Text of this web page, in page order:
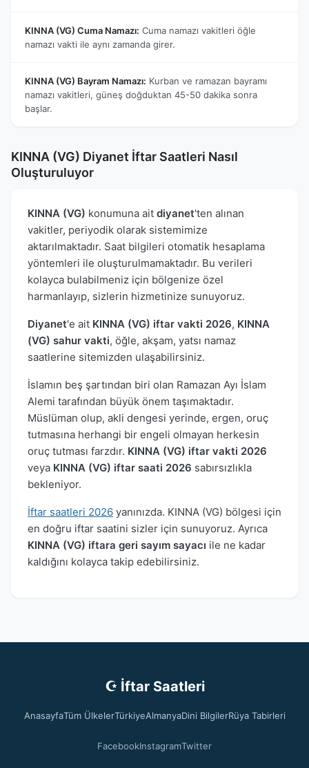
KINNA (VG) Cuma Namazı: Cuma namazı vakitleri öğle
namazı vakti ile aynı zamanda girer.
KINNA (VG) Bayram Namazı: Kurban ve ramazan bayramı
namazı vakitleri, güneş doğduktan 45-50 dakika sonra
başlar.
KINNA (VG) Diyanet İftar Saatleri Nasıl
Oluşturuluyor
KINNA (VG) konumuna ait diyanet'ten alınan
vakitler, periyodik olarak sistemimize
aktarılmaktadır. Saat bilgileri otomatik hesaplama
yöntemleri ile oluşturulmamaktadır. Bu verileri
kolayca bulabilmeniz için bölgenize özel
harmanlayıp, sizlerin hizmetinize sunuyoruz.
Diyanet'e ait KINNA (VG) iftar vakti 2026, KINNA
(VG) sahur vakti, öğle, akşam, yatsı namaz
saatlerine sitemizden ulaşabilirsiniz.
İslamın beş şartından biri olan Ramazan Ayı İslam
Alemi tarafından büyük önem taşımaktadır.
Müslüman olup, akli dengesi yerinde, ergen, oruç
tutmasına herhangi bir engeli olmayan herkesin
oruç tutması farzdır. KINNA (VG) iftar vakti 2026
veya KINNA (VG) iftar saati 2026 sabırsızlıkla
bekleniyor.
İftar saatleri 2026 yanınızda. KINNA (VG) bölgesi için
en doğru iftar saatini sizler için sunuyoruz. Ayrıca
KINNA (VG) iftara geri sayım sayacı ile ne kadar
kaldığını kolayca takip edebilirsiniz.
☪ İftar Saatleri
AnasayfaTüm ÜlkelerTürkiyeAlmanyaDini BilgilerRüya Tabirleri
FacebookInstagramTwitter